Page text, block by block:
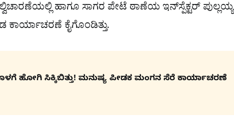
ಹಾಗೂ ಸಾಗರ ಪೇಟೆ ಠಾಣೆಯ ಇನ್​ಸ್ಪೆಕ್ಟರ್​ ಪುಲ್ಲಯ್ಯ
ಕಾರ್ಯಾಚರಣೆ ಕೈಗೊಂಡಿತ್ತು.
ಹೋಗಿ ಸಿಕ್ಕಿಬಿತ್ತು! ಮನುಷ್ಯ ಪೀಡಕ ಮಂಗನ ಸೆರೆ ಕಾರ್ಯಾಚರಣೆ